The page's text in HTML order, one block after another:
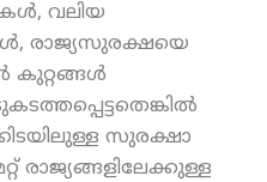
വലിയ
രാജ്യസുരക്ഷയെ
കുറ്റങ്ങള്‍
സുരക്ഷാ
രാജ്യങ്ങളിലേക്കുള്ള